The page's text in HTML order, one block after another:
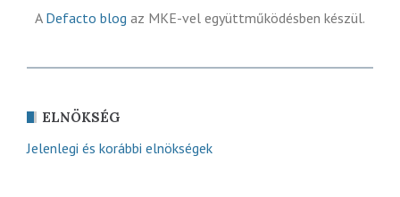
A Defacto blog az MKE-vel együttműködésben készül.
ELNÖKSÉG
Jelenlegi és korábbi elnökségek